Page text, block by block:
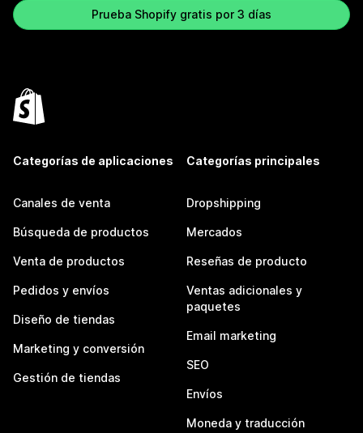
Prueba Shopify gratis por 3 días
Categorías de aplicaciones
Canales de venta
Búsqueda de productos
Venta de productos
Pedidos y envíos
Diseño de tiendas
Marketing y conversión
Gestión de tiendas
Categorías principales
Dropshipping
Mercados
Reseñas de producto
Ventas adicionales y
paquetes
Email marketing
SEO
Envíos
Moneda y traducción